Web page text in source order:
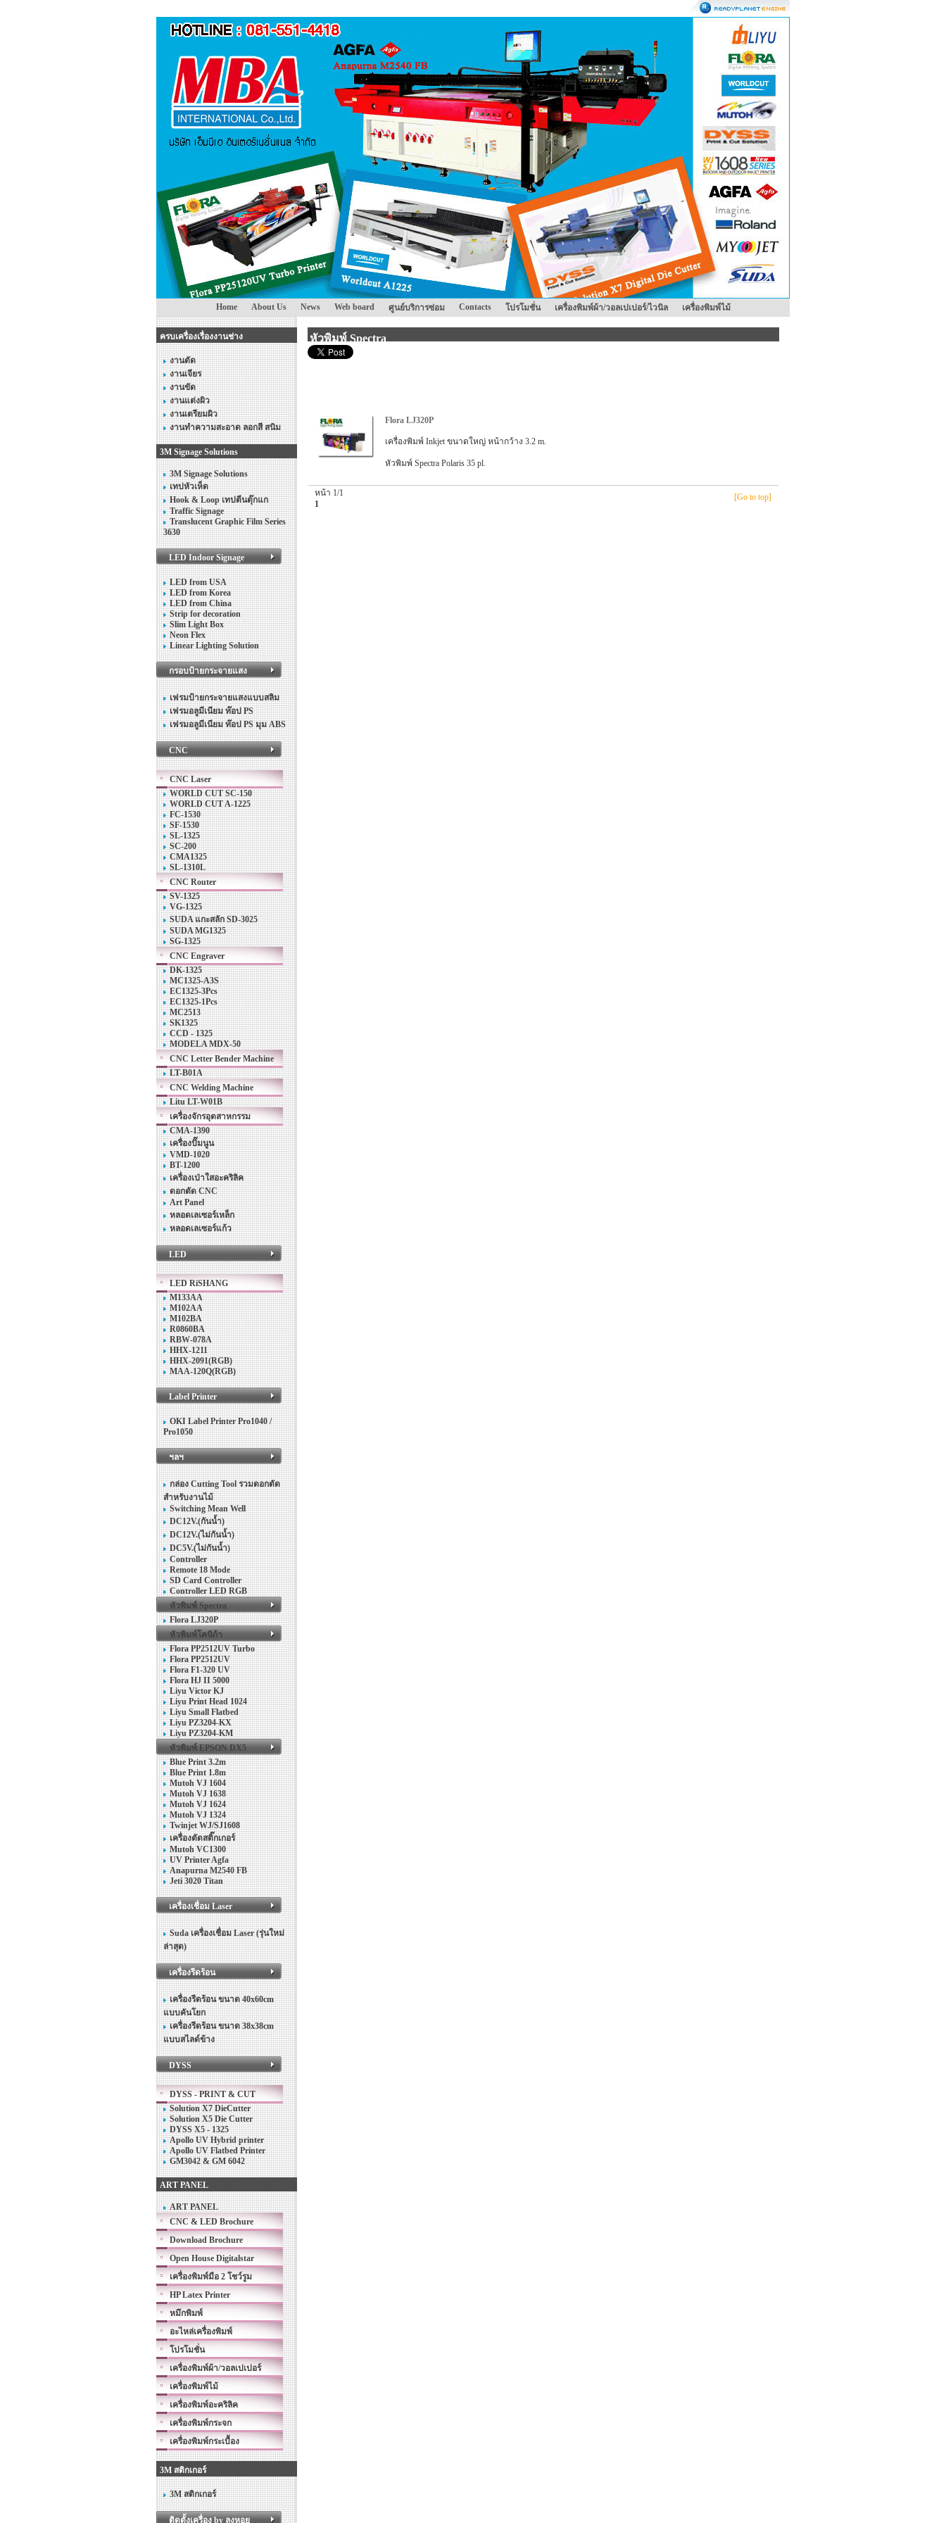
Home About Us News Web board ศูนย์บริการซ่อม Contacts โปรโมชั่น เครื่องพิมพ์ผ้า/วอลเปเปอร์/ไวนิล เครื่องพิมพ์ไม้
ครบเครื่องเรื่องงานช่าง
งานตัด
งานเจียร
งานขัด
งานแต่งผิว
งานเตรียมผิว
งานทำความสะอาด ลอกสี สนิม
3M Signage Solutions
3M Signage Solutions
เทปหัวเห็ด
Hook & Loop เทปตีนตุ๊กแก
Traffic Signage
Translucent Graphic Film Series
3630
LED Indoor Signage
LED from USA
LED from Korea
LED from China
Strip for decoration
Slim Light Box
Neon Flex
Linear Lighting Solution
กรอบป้ายกระจายแสง
เฟรมป้ายกระจายแสงแบบสลิม
เฟรมอลูมีเนียม ท๊อป PS
เฟรมอลูมีเนียม ท๊อป PS มุม ABS
CNC
CNC Laser
WORLD CUT SC-150
WORLD CUT A-1225
FC-1530
SF-1530
SL-1325
SC-200
CMA1325
SL-1310L
CNC Router
SV-1325
VG-1325
SUDA แกะสลัก SD-3025
SUDA MG1325
SG-1325
CNC Engraver
DK-1325
MC1325-A3S
EC1325-3Pcs
EC1325-1Pcs
MC2513
SK1325
CCD - 1325
MODELA MDX-50
CNC Letter Bender Machine
LT-B01A
CNC Welding Machine
Litu LT-W01B
เครื่องจักรอุตสาหกรรม
CMA-1390
เครื่องปั๊มนูน
VMD-1020
BT-1200
เครื่องเป่าใสอะคริลิค
ดอกตัด CNC
Art Panel
หลอดเลเซอร์เหล็ก
หลอดเลเซอร์แก้ว
LED
LED RiSHANG
M133AA
M102AA
M102BA
R0860BA
RBW-078A
HHX-1211
HHX-2091(RGB)
MAA-120Q(RGB)
Label Printer
OKI Label Printer Pro1040 /
Pro1050
ฯลฯ
กล่อง Cutting Tool รวมดอกตัด
สำหรับงานไม้
Switching Mean Well
DC12V.(กันน้ำ)
DC12V.(ไม่กันน้ำ)
DC5V.(ไม่กันน้ำ)
Controller
Remote 18 Mode
SD Card Controller
Controller LED RGB
หัวพิมพ์ Spectra
Flora LJ320P
หัวพิมพ์โคนิก้า
Flora PP2512UV Turbo
Flora PP2512UV
Flora F1-320 UV
Flora HJ II 5000
Liyu Victor KJ
Liyu Print Head 1024
Liyu Small Flatbed
Liyu PZ3204-KX
Liyu PZ3204-KM
หัวพิมพ์ EPSON DX5
Blue Print 3.2m
Blue Print 1.8m
Mutoh VJ 1604
Mutoh VJ 1638
Mutoh VJ 1624
Mutoh VJ 1324
Twinjet WJ/SJ1608
เครื่องตัดสติ๊กเกอร์
Mutoh VC1300
UV Printer Agfa
Anapurna M2540 FB
Jeti 3020 Titan
เครื่องเชื่อม Laser
Suda เครื่องเชื่อม Laser (รุ่นใหม่
ล่าสุด)
เครื่องรีดร้อน
เครื่องรีดร้อน ขนาด 40x60cm
แบบคันโยก
เครื่องรีดร้อน ขนาด 38x38cm
แบบสไลด์ข้าง
DYSS
DYSS - PRINT & CUT
Solution X7 DieCutter
Solution X5 Die Cutter
DYSS X5 - 1325
Apollo UV Hybrid printer
Apollo UV Flatbed Printer
GM3042 & GM 6042
ART PANEL
ART PANEL
CNC & LED Brochure
Download Brochure
Open House Digitalstar
เครื่องพิมพ์มือ 2 โชว์รูม
HP Latex Printer
หมึกพิมพ์
อะไหล่เครื่องพิมพ์
โปรโมชั่น
เครื่องพิมพ์ผ้า/วอลเปเปอร์
เครื่องพิมพ์ไม้
เครื่องพิมพ์อะคริลิค
เครื่องพิมพ์กระจก
เครื่องพิมพ์กระเบื้อง
3M สติกเกอร์
3M สติกเกอร์
ติดตั้งเครื่อง by ลุงหอย
หัวพิมพ์ Spectra
Flora LJ320P
เครื่องพิมพ์ Inkjet ขนาดใหญ่ หน้ากว้าง 3.2 m.
หัวพิมพ์ Spectra Polaris 35 pl.
หน้า 1/1
1
[Go to top]